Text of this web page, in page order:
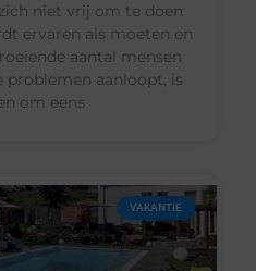
niet vrij om te doen
ervaren als moeten en
aantal mensen
problemen aanloopt, is
om eens
VAKANTIE